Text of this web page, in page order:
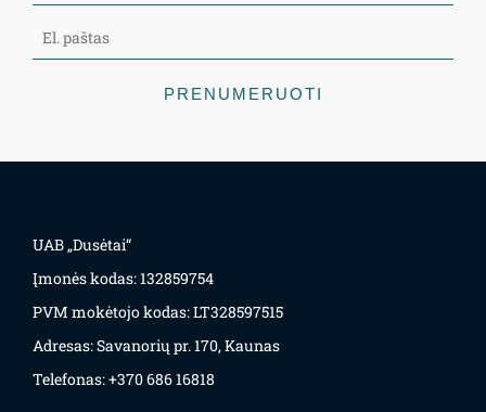
PRENUMERUOTI
UAB „Dusėtai“
Įmonės kodas: 132859754
PVM mokėtojo kodas: LT328597515
Adresas: Savanorių pr. 170, Kaunas
Telefonas: +370 686 16818